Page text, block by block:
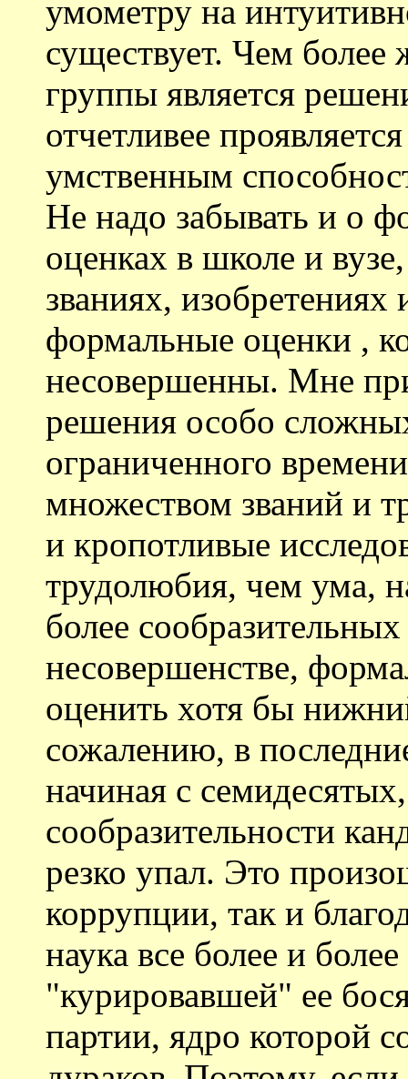
умометру на
существует. Чем
группы является
отчетливее
умственным
Не надо забывать и о
оценках в школе и
званиях,
формальные оценки ,
несовершенны. Мне
решения особо
ограниченного
множеством званий и
и кропотливые
трудолюбия, чем ума,
более
несовершенстве,
оценить хотя бы
сожалению, в
начиная с
сообразительности
резко упал. Это
коррупции, так и
наука все более и
"курировавшей" ее
партии, ядро которой